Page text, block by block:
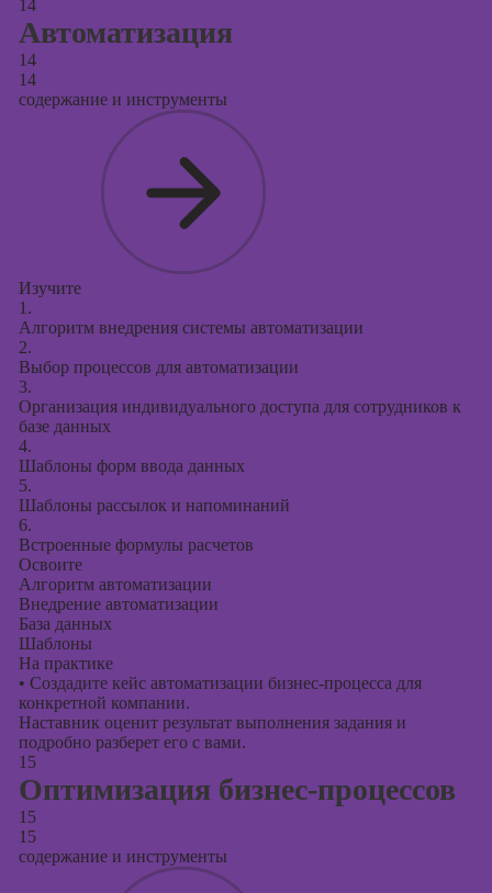
14
Автоматизация
14
14
содержание и инструменты
Изучите
1.
Алгоритм внедрения системы автоматизации
2.
Выбор процессов для автоматизации
3.
Организация индивидуального доступа для сотрудников к
базе данных
4.
Шаблоны форм ввода данных
5.
Шаблоны рассылок и напоминаний
6.
Встроенные формулы расчетов
Освоите
Алгоритм автоматизации
Внедрение автоматизации
База данных
Шаблоны
На практике
• Создадите кейс автоматизации бизнес-процесса для
конкретной компании.
Наставник оценит результат выполнения задания и
подробно разберет его с вами.
15
Оптимизация бизнес-процессов
15
15
содержание и инструменты